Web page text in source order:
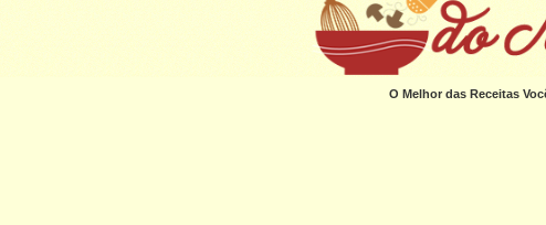
O Melhor das Receitas